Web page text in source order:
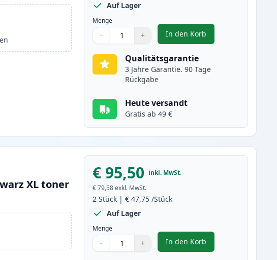
Auf Lager
Menge
Menge
Verwenden Sie die Tasten, um anzupassen
− +
Menge 1
In den Korb
, 3 stück Brother TN2000
Qualitätsgarantie
3 Jahre Garantie. 90 Tage
Rückgabe
Heute versandt
Gratis ab 49 €
XL toner
€ 95,50 inkl. MwSt.
€ 79,58 exkl. MwSt.
2 Stück |€ 47,75 /Stück
Auf Lager
Menge
Menge
Verwenden Sie die Tasten, um anzupassen
− +
Menge 1
In den Korb
, 2 stück Brother TN2000